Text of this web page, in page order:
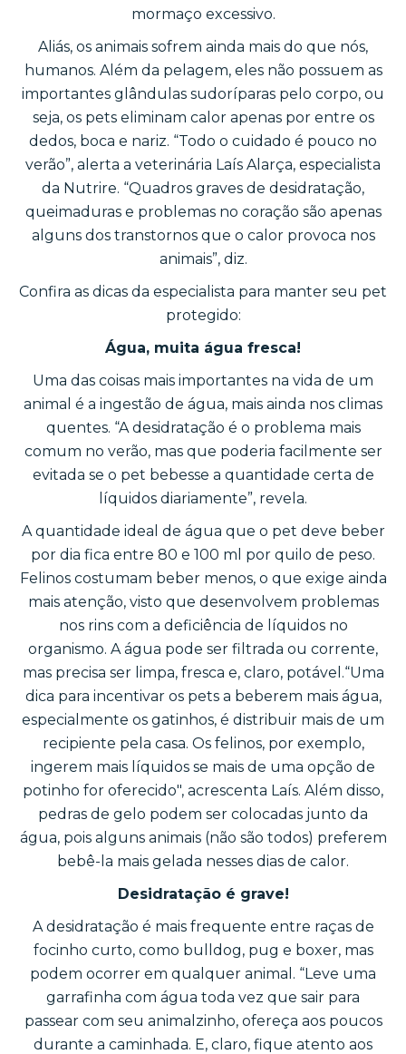
mormaço excessivo.
Aliás, os animais sofrem ainda mais do que nós,
humanos. Além da pelagem, eles não possuem as
importantes glândulas sudoríparas pelo corpo, ou
seja, os pets eliminam calor apenas por entre os
dedos, boca e nariz. “Todo o cuidado é pouco no
verão”, alerta a veterinária Laís Alarça, especialista
da Nutrire. “Quadros graves de desidratação,
queimaduras e problemas no coração são apenas
alguns dos transtornos que o calor provoca nos
animais”, diz.
Confira as dicas da especialista para manter seu pet
protegido:
Água, muita água fresca!
Uma das coisas mais importantes na vida de um
animal é a ingestão de água, mais ainda nos climas
quentes. “A desidratação é o problema mais
comum no verão, mas que poderia facilmente ser
evitada se o pet bebesse a quantidade certa de
líquidos diariamente”, revela.
A quantidade ideal de água que o pet deve beber
por dia fica entre 80 e 100 ml por quilo de peso.
Felinos costumam beber menos, o que exige ainda
mais atenção, visto que desenvolvem problemas
nos rins com a deficiência de líquidos no
organismo. A água pode ser filtrada ou corrente,
mas precisa ser limpa, fresca e, claro, potável.“Uma
dica para incentivar os pets a beberem mais água,
especialmente os gatinhos, é distribuir mais de um
recipiente pela casa. Os felinos, por exemplo,
ingerem mais líquidos se mais de uma opção de
potinho for oferecido", acrescenta Laís. Além disso,
pedras de gelo podem ser colocadas junto da
água, pois alguns animais (não são todos) preferem
bebê-la mais gelada nesses dias de calor.
Desidratação é grave!
A desidratação é mais frequente entre raças de
focinho curto, como bulldog, pug e boxer, mas
podem ocorrer em qualquer animal. “Leve uma
garrafinha com água toda vez que sair para
passear com seu animalzinho, ofereça aos poucos
durante a caminhada. E, claro, fique atento aos